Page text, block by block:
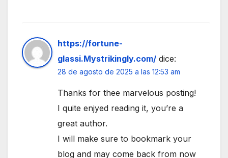
https://fortune-
glassi.Mystrikingly.com/ dice:
28 de agosto de 2025 a las 12:53 am
Thanks for thee marvelous posting!
I quite enjyed reading it, you’re a
great author.
I will make sure to bookmark your
blog and may come back from now